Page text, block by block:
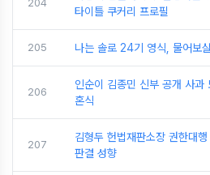
204
타이틀 쿠커리 프로필
205 나는 솔로 24기 영식, 물어보
206
인순이 김종민 신부 공개 사과
혼식
207
김형두 헌법재판소장 권한대
판결 성향